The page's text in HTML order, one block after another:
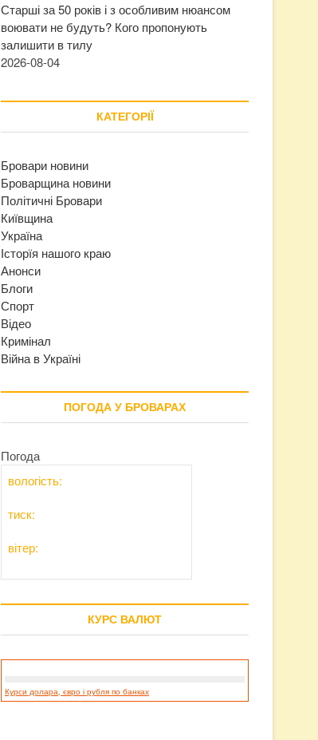
Старші за 50 років і з особливим нюансом
воювати не будуть? Кого пропонують
залишити в тилу
2026-08-04
КАТЕГОРІЇ
Бровари новини
Броварщина новини
Політичні Бровари
Київщина
Україна
Історїя нашого краю
Анонси
Блоги
Спорт
Відео
Кримінал
Війна в Україні
ПОГОДА У БРОВАРАХ
Погода
вологість:
тиск:
вітер:
КУРС ВАЛЮТ
Курси долара, євро і рубля по банках